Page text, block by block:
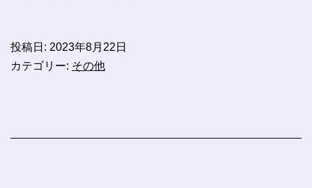
投稿日: 2023年8月22日
カテゴリー: その他